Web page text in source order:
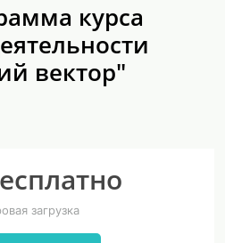
курса
вектор"
загрузка